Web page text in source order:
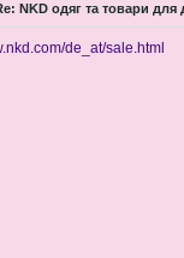
NKD одяг та товари для
de_at/sale.html